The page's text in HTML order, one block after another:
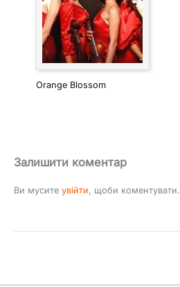
Orange Blossom
Залишити коментар
Ви мусите увійти, щоби коментувати.